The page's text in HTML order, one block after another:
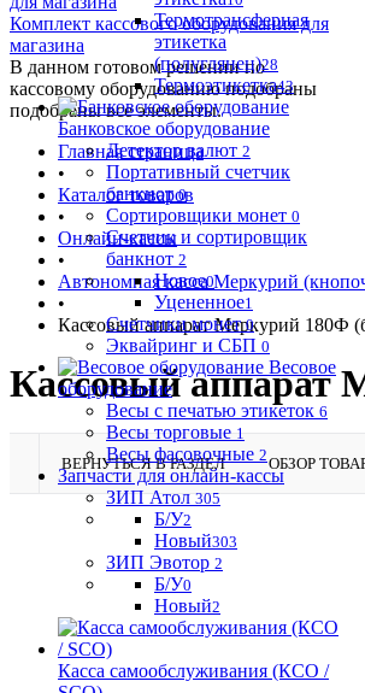
Термотрансферная
этикетка
(полуглянец)28
Термоэтикетка43
Банковское оборудование
Детектор валют 2
Портативный счетчик
банкнот 0
Сортировщики монет 0
Счетчик и сортировщик
банкнот 2
Новое0
Уцененное1
Счетчики монет 0
Эквайринг и СБП 0
Весовое
оборудование
Весы с печатью этикеток 6
Весы торговые 1
Весы фасовочные 2
Запчасти для онлайн-кассы
ЗИП Атол 305
Б/У2
Новый303
ЗИП Эвотор 2
Б/У0
Новый2
Касса самообслуживания (КСО /
Комплект кассового оборудования для
магазина
В данном готовом решении по
кассовому оборудованию подобраны
подобраны все элементы.
Главная страница
•
Каталог товаров
•
Онлайн-кассы
•
Автономная касса Меркурий
•
Кассовый аппарат Меркурий 180Ф
Кассовый аппарат
ВЕРНУТЬСЯ В РАЗДЕЛ ОБЗОР